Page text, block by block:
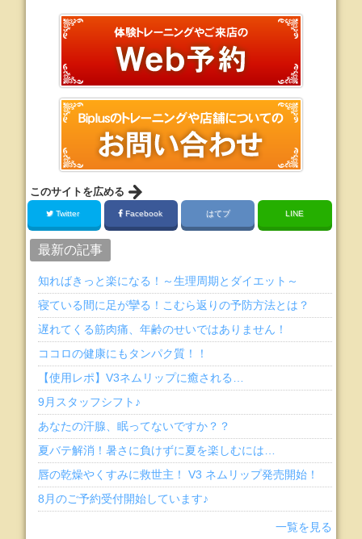
このサイトを広める
Twitter Facebook はてブ LINE
最新の記事
知ればきっと楽になる！～生理周期とダイエット～
寝ている間に足が攣る！こむら返りの予防方法とは？
遅れてくる筋肉痛、年齢のせいではありません！
ココロの健康にもタンパク質！！
【使用レポ】V3ネムリップに癒される…
9月スタッフシフト♪
あなたの汗腺、眠ってないですか？？
夏バテ解消！暑さに負けずに夏を楽しむには…
唇の乾燥やくすみに救世主！ V3 ネムリップ発売開始！
8月のご予約受付開始しています♪
一覧を見る